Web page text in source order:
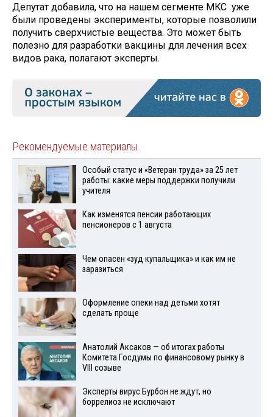
Депутат добавила, что на нашем сегменте МКС уже
были проведены эксперименты, которые позволили
получить сверхчистые вещества. Это может быть
полезно для разработки вакцины для лечения всех
видов рака, полагают эксперты.
Рекомендуемые материалы
Особый статус и «Ветеран труда» за 25 лет
работы: какие меры поддержки получили
учителя
Как изменятся пенсии работающих
пенсионеров с 1 августа
Чем опасен «зуд купальщика» и как им не
заразиться
Оформление опеки над детьми хотят
сделать проще
Анатолий Аксаков — об итогах работы
Комитета Госдумы по финансовому рынку в
VIII созыве
Эксперты вирус Бурбон не ждут, но
боррелиоз не исключают